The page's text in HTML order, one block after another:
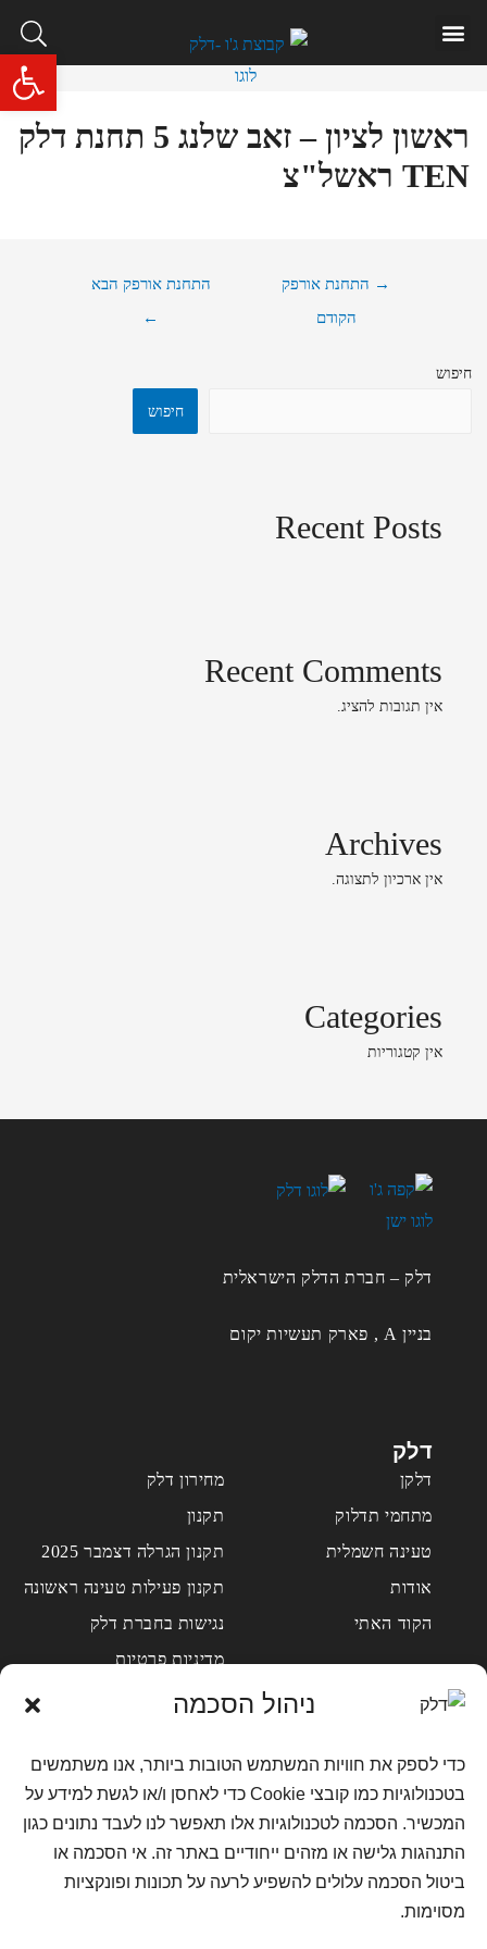
פתח
ניהול הסכמה
כדי לספק את חוויות המשתמש הטובות ביותר, אנו משתמשים
בטכנולוגיות כמו קובצי Cookie כדי לאחסן ו/או לגשת למידע על
המכשיר. הסכמה לטכנולוגיות אלו תאפשר לנו לעבד נתונים כגון
התנהגות גלישה או מזהים ייחודיים באתר זה. אי הסכמה או
ביטול הסכמה עלולים להשפיע לרעה על תכונות ופונקציות
מסוימות.
ראשון לציון – זאב שלנג 5 תחנת דלק
TEN ראשל"צ
→ התחנת אורפק
הקודם
התחנת אורפק הבא
←
חיפוש
חיפוש
Recent Posts
Recent Comments
אין תגובות להציג.
Archives
אין ארכיון לתצוגה.
Categories
אין קטגוריות
דלק – חברת הדלק הישראלית
בניין A , פארק תעשיות יקום
דלק
דלקן
מתחמי תדלוק
טעינה חשמלית
אודות
הקוד האתי
מחירון דלק
תקנון
תקנון הגרלה דצמבר 2025
תקנון פעילות טעינה ראשונה
נגישות בחברת דלק
מדיניות פרטיות
מדיניות פרטיות מועדון
מדיניות פרטיות למועמדים
לעבודה
שאלות ותשובות
צור קשר
דרושים
מדיניות קוקיז